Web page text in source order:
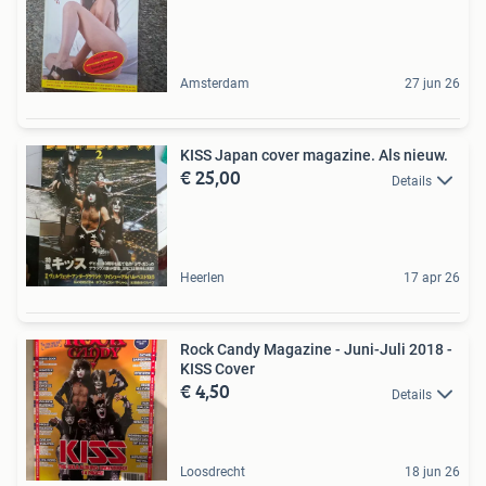
Amsterdam 27 jun 26
KISS Japan cover magazine. Als nieuw.
€ 25,00 Details
Heerlen 17 apr 26
Rock Candy Magazine - Juni-Juli 2018 -
KISS Cover
€ 4,50 Details
Loosdrecht 18 jun 26